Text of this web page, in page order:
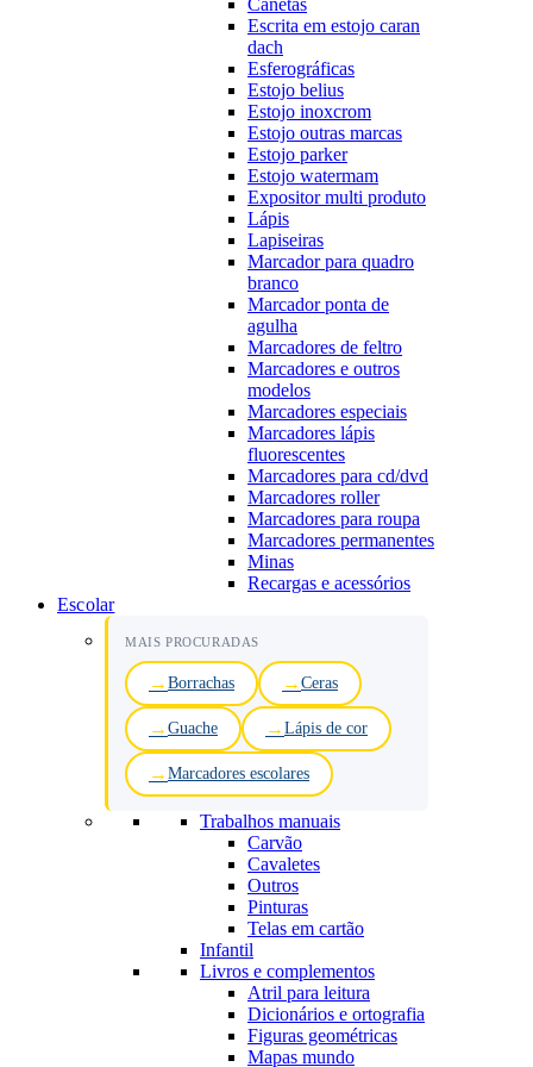
Canetas
Escrita em estojo caran
dach
Esferográficas
Estojo belius
Estojo inoxcrom
Estojo outras marcas
Estojo parker
Estojo watermam
Expositor multi produto
Lápis
Lapiseiras
Marcador para quadro
branco
Marcador ponta de
agulha
Marcadores de feltro
Marcadores e outros
modelos
Marcadores especiais
Marcadores lápis
fluorescentes
Marcadores para cd/dvd
Marcadores roller
Marcadores para roupa
Marcadores permanentes
Minas
Recargas e acessórios
Escolar
MAIS PROCURADAS
Borrachas Ceras
Guache Lápis de cor
Marcadores escolares
Trabalhos manuais
Carvão
Cavaletes
Outros
Pinturas
Telas em cartão
Infantil
Livros e complementos
Atril para leitura
Dicionários e ortografia
Figuras geométricas
Mapas mundo